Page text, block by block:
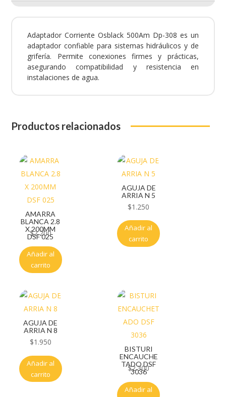
Adaptador Corriente Osblack 500Am Dp-308 es un
adaptador confiable para sistemas hidráulicos y de
grifería. Permite conexiones firmes y prácticas,
asegurando compatibilidad y resistencia en
instalaciones de agua.
Productos relacionados
AMARRA
BLANCA 2.8
X 200MM
DSF 025
$2.200
Añadir al
carrito
AGUJA DE
ARRIA N 5
$1.250
Añadir al
carrito
AGUJA DE
ARRIA N 8
$1.950
Añadir al
carrito
BISTURI
ENCAUCHE
TADO DSF
3036
$2.300
Añadir al